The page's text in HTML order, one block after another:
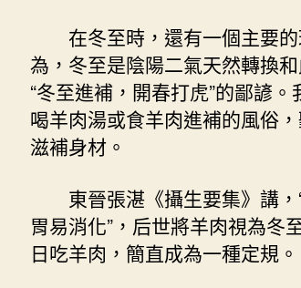
在冬至時，還有一個主要
為，冬至是陰陽二氣天然轉換
“冬至進補，開春打虎”的鄙諺
喝羊肉湯或食羊肉進補的風俗
滋補身材。
東晉張湛《攝生要集》講
胃易消化”，后世將羊肉視為冬
日吃羊肉，簡直成為一種定規。